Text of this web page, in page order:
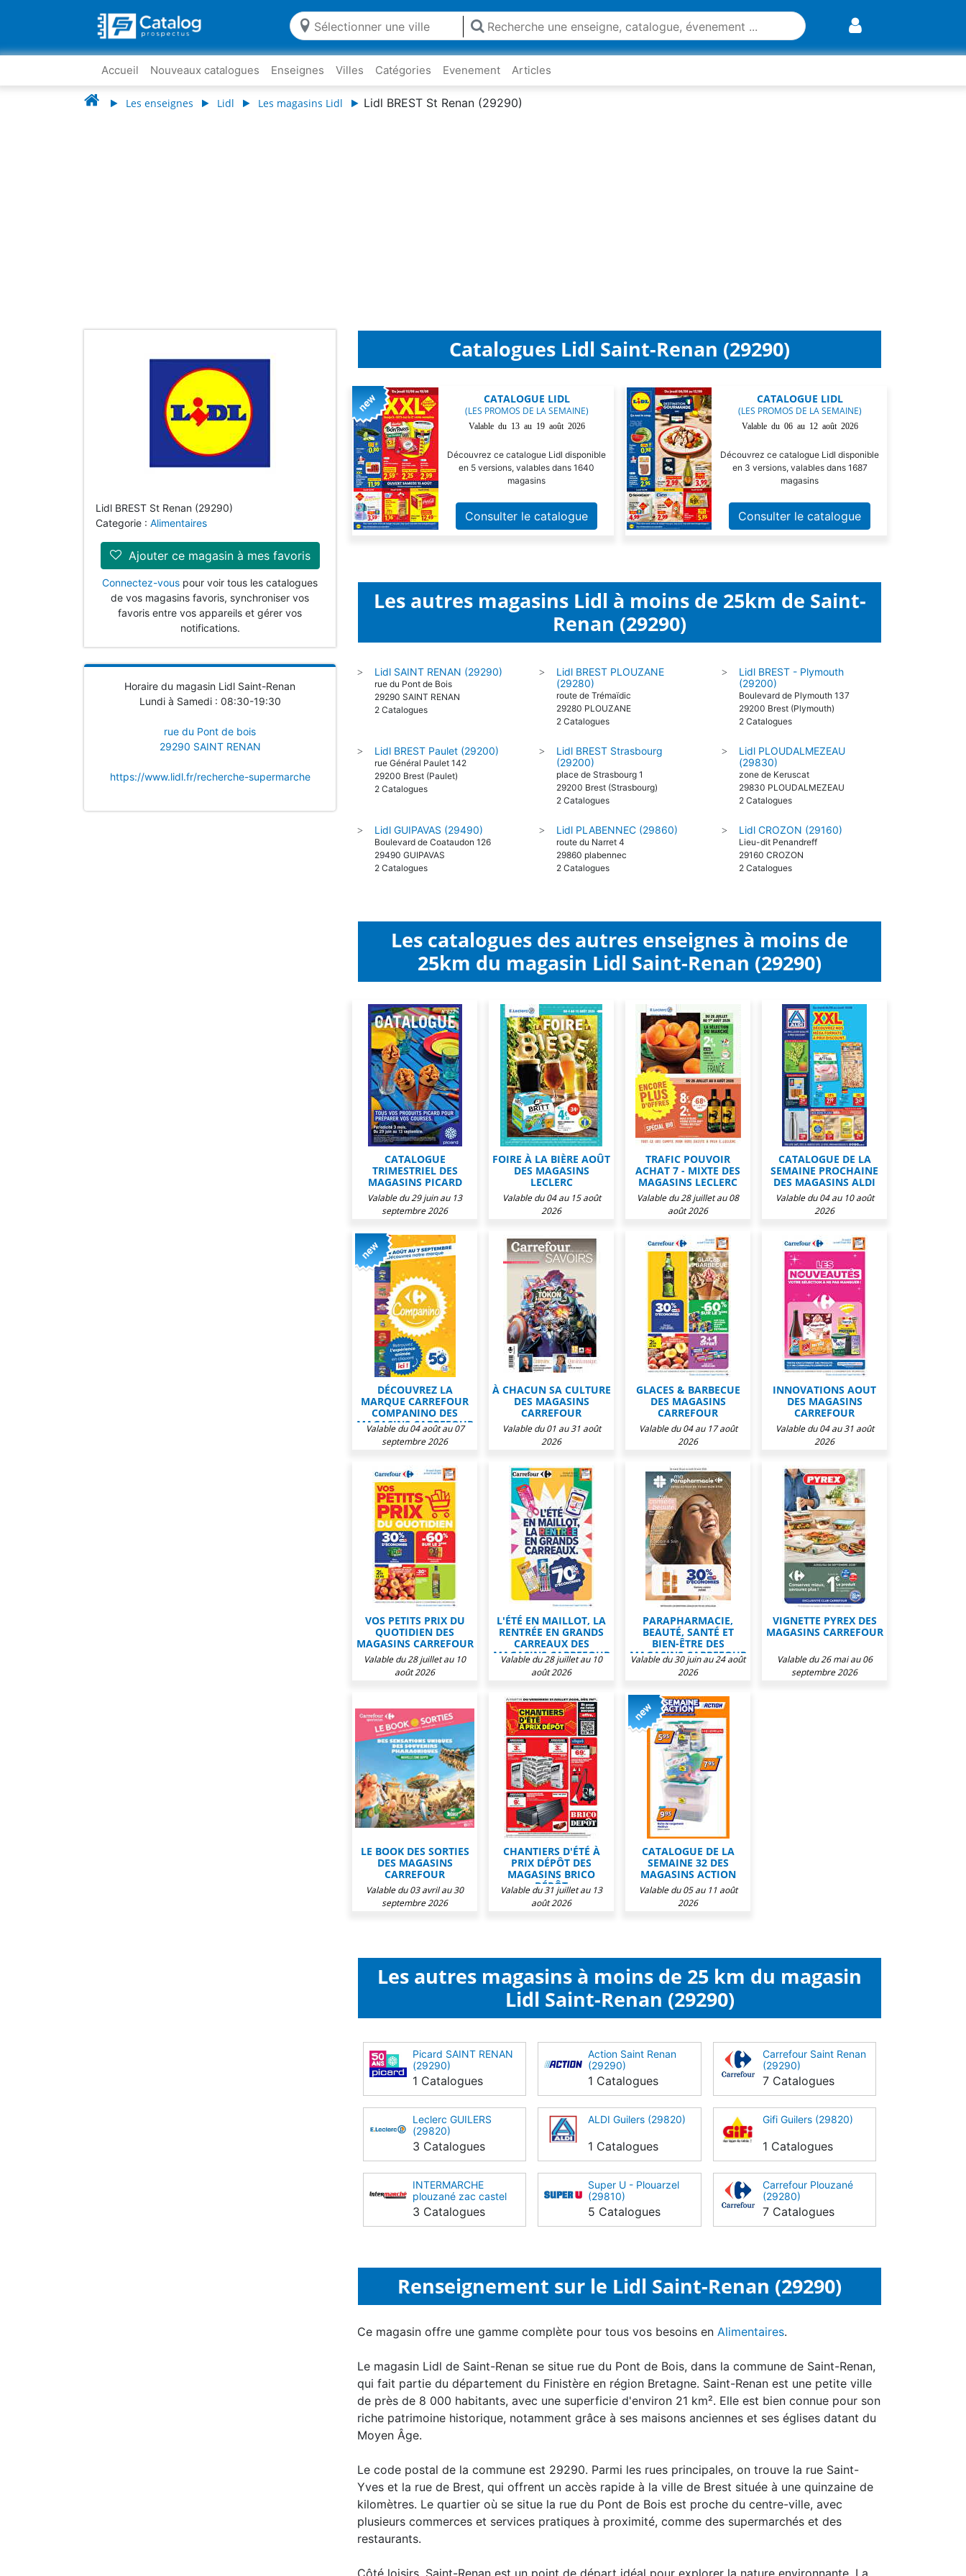
Accueil Nouveaux catalogues Enseignes Villes Catégories Evenement Articles
Les enseignes Lidl Les magasins Lidl Lidl BREST St Renan (29290)
Lidl BREST St Renan (29290)
Categorie : Alimentaires
Ajouter ce magasin à mes favoris
Connectez-vous pour voir tous les catalogues
de vos magasins favoris, synchroniser vos
favoris entre vos appareils et gérer vos
notifications.
Horaire du magasin Lidl Saint-Renan
Lundi à Samedi : 08:30-19:30
rue du Pont de bois
29290 SAINT RENAN
https://www.lidl.fr/recherche-supermarche
Catalogues Lidl Saint-Renan (29290)
CATALOGUE LIDL
(LES PROMOS DE LA SEMAINE)
Valable du 13 au 19 août 2026
Découvrez ce catalogue Lidl disponible
en 5 versions, valables dans 1640
magasins
Consulter le catalogue
CATALOGUE LIDL
(LES PROMOS DE LA SEMAINE)
Valable du 06 au 12 août 2026
Découvrez ce catalogue Lidl disponible
en 3 versions, valables dans 1687
magasins
Consulter le catalogue
Les autres magasins Lidl à moins de 25km de Saint-
Renan (29290)
> Lidl SAINT RENAN (29290)
rue du Pont de Bois
29290 SAINT RENAN
2 Catalogues
>
Lidl BREST PLOUZANE
(29280)
route de Trémaïdic
29280 PLOUZANE
2 Catalogues
>
Lidl BREST - Plymouth
(29200)
Boulevard de Plymouth 137
29200 Brest (Plymouth)
2 Catalogues
> Lidl BREST Paulet (29200)
rue Général Paulet 142
29200 Brest (Paulet)
2 Catalogues
>
Lidl BREST Strasbourg
(29200)
place de Strasbourg 1
29200 Brest (Strasbourg)
2 Catalogues
>
Lidl PLOUDALMEZEAU
(29830)
zone de Keruscat
29830 PLOUDALMEZEAU
2 Catalogues
> Lidl GUIPAVAS (29490)
Boulevard de Coataudon 126
29490 GUIPAVAS
2 Catalogues
> Lidl PLABENNEC (29860)
route du Narret 4
29860 plabennec
2 Catalogues
> Lidl CROZON (29160)
Lieu-dit Penandreff
29160 CROZON
2 Catalogues
Les catalogues des autres enseignes à moins de
25km du magasin Lidl Saint-Renan (29290)
CATALOGUE
TRIMESTRIEL DES
MAGASINS PICARD
Valable du 29 juin au 13
septembre 2026
FOIRE À LA BIÈRE AOÛT
DES MAGASINS
LECLERC
Valable du 04 au 15 août
2026
TRAFIC POUVOIR
ACHAT 7 - MIXTE DES
MAGASINS LECLERC
Valable du 28 juillet au 08
août 2026
CATALOGUE DE LA
SEMAINE PROCHAINE
DES MAGASINS ALDI
Valable du 04 au 10 août
2026
DÉCOUVREZ LA
MARQUE CARREFOUR
COMPANINO DES
MAGASINS CARREFOUR
Valable du 04 août au 07
septembre 2026
À CHACUN SA CULTURE
DES MAGASINS
CARREFOUR
Valable du 01 au 31 août
2026
GLACES & BARBECUE
DES MAGASINS
CARREFOUR
Valable du 04 au 17 août
2026
INNOVATIONS AOUT
DES MAGASINS
CARREFOUR
Valable du 04 au 31 août
2026
VOS PETITS PRIX DU
QUOTIDIEN DES
MAGASINS CARREFOUR
Valable du 28 juillet au 10
août 2026
L'ÉTÉ EN MAILLOT, LA
RENTRÉE EN GRANDS
CARREAUX DES
MAGASINS CARREFOUR
Valable du 28 juillet au 10
août 2026
PARAPHARMACIE,
BEAUTÉ, SANTÉ ET
BIEN-ÊTRE DES
MAGASINS CARREFOUR
Valable du 30 juin au 24 août
2026
VIGNETTE PYREX DES
MAGASINS CARREFOUR
Valable du 26 mai au 06
septembre 2026
LE BOOK DES SORTIES
DES MAGASINS
CARREFOUR
Valable du 03 avril au 30
septembre 2026
CHANTIERS D'ÉTÉ À
PRIX DÉPÔT DES
MAGASINS BRICO
DÉPÔT
Valable du 31 juillet au 13
août 2026
CATALOGUE DE LA
SEMAINE 32 DES
MAGASINS ACTION
Valable du 05 au 11 août
2026
Les autres magasins à moins de 25 km du magasin
Lidl Saint-Renan (29290)
Picard SAINT RENAN
(29290)
1 Catalogues
Action Saint Renan
(29290)
1 Catalogues
Carrefour Saint Renan
(29290)
7 Catalogues
Leclerc GUILERS
(29820)
3 Catalogues
ALDI Guilers (29820)
1 Catalogues
Gifi Guilers (29820)
1 Catalogues
INTERMARCHE
plouzané zac castel
nevez (29280)
3 Catalogues
Super U - Plouarzel
(29810)
5 Catalogues
Carrefour Plouzané
(29280)
7 Catalogues
Renseignement sur le Lidl Saint-Renan (29290)
Ce magasin offre une gamme complète pour tous vos besoins en Alimentaires.
Le magasin Lidl de Saint-Renan se situe rue du Pont de Bois, dans la commune de Saint-Renan,
qui fait partie du département du Finistère en région Bretagne. Saint-Renan est une petite ville
de près de 8 000 habitants, avec une superficie d'environ 21 km². Elle est bien connue pour son
riche patrimoine historique, notamment grâce à ses maisons anciennes et ses églises datant du
Moyen Âge.
Le code postal de la commune est 29290. Parmi les rues principales, on trouve la rue Saint-
Yves et la rue de Brest, qui offrent un accès rapide à la ville de Brest située à une quinzaine de
kilomètres. Le quartier où se situe la rue du Pont de Bois est proche du centre-ville, avec
plusieurs commerces et services pratiques à proximité, comme des supermarchés et des
restaurants.
Côté loisirs, Saint-Renan est un point de départ idéal pour explorer la nature environnante. La